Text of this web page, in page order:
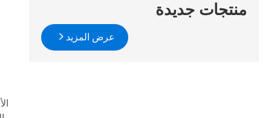
منتجات جديدة
عرض المزيد